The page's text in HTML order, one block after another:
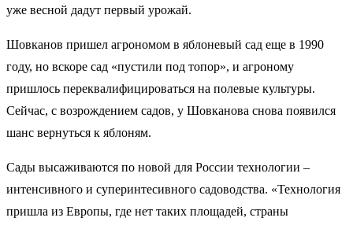
уже весной дадут первый урожай.
Шовканов пришел агрономом в яблоневый сад еще в 1990
году, но вскоре сад «пустили под топор», и агроному
пришлось переквалифицироваться на полевые культуры.
Сейчас, с возрождением садов, у Шовканова снова появился
шанс вернуться к яблоням.
Сады высаживаются по новой для России технологии –
интенсивного и суперинтесивного садоводства. «Технология
пришла из Европы, где нет таких площадей, страны